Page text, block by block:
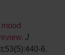
J
6.